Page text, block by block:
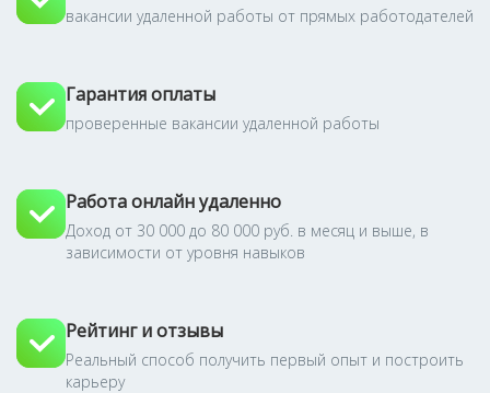
вакансии удаленной работы от прямых работодателей
Гарантия оплаты
проверенные вакансии удаленной работы
Работа онлайн удаленно
Доход от 30 000 до 80 000 руб. в месяц и выше, в
зависимости от уровня навыков
Рейтинг и отзывы
Реальный способ получить первый опыт и построить
карьеру